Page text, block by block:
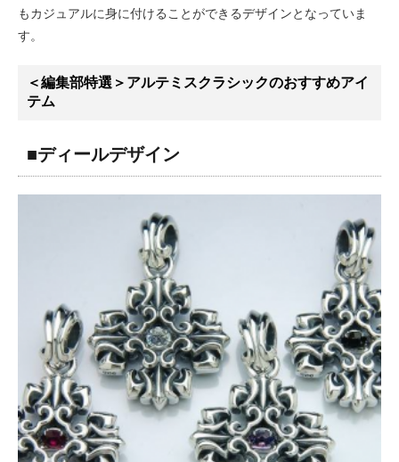
もカジュアルに身に付けることができるデザインとなっていま
す。
＜編集部特選＞アルテミスクラシックのおすすめアイ
テム
■ディールデザイン